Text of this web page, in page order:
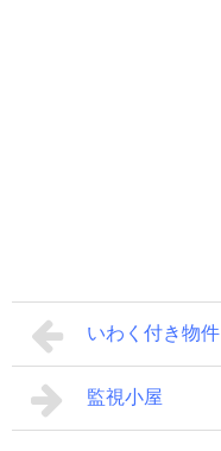
いわく付き物件
監視小屋